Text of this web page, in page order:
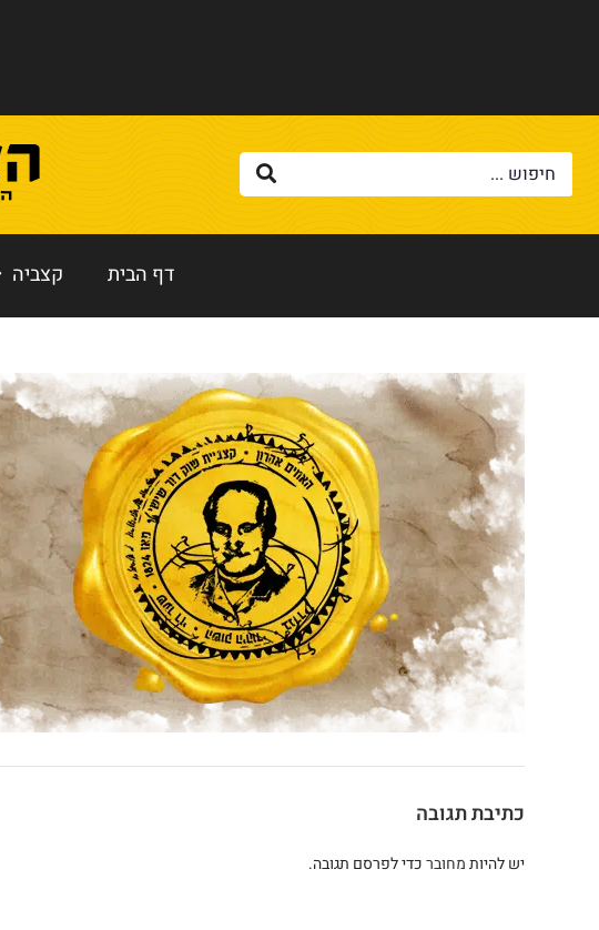
דף הבית קצביה
כתיבת תגובה
יש להיותמחוברכדי לפרסם תגובה.